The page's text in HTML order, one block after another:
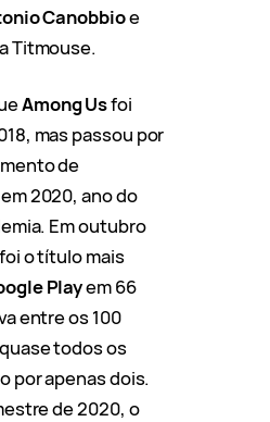
Canobbioe
Titmouse.
Among Usfoi
mas passou por
de
2020, ano do
Em outubro
o título mais
Playem 66
entre os 100
todos os
por apenas dois.
de 2020, o